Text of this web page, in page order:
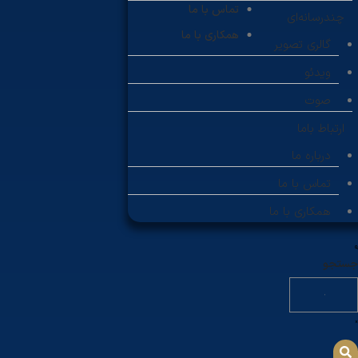
تماس با ما
همکاری با ما
چندرسانه‌ای
گالری تصویر
ویدئو
صوت
ارتباط باما
درباره ما
تماس با ما
همکاری با ما
جستجو